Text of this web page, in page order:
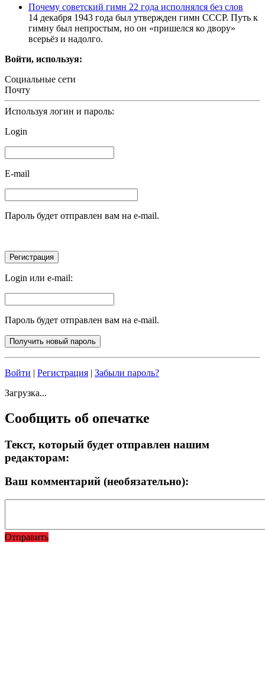
Почему советский гимн 22 года исполнялся без слов
14 декабря 1943 года был утвержден гимн СССР. Путь к
гимну был непростым, но он «пришелся ко двору»
всерьёз и надолго.
Войти, используя:
Социальные сети
Почту
Используя логин и пароль:
Login
E-mail
Пароль будет отправлен вам на e-mail.
Login или e-mail:
Пароль будет отправлен вам на e-mail.
Войти | Регистрация | Забыли пароль?
Загрузка...
Сообщить об опечатке
Текст, который будет отправлен нашим
редакторам:
Ваш комментарий (необязательно):
Отправить